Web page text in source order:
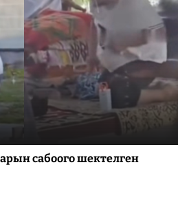
сабоого шектелген